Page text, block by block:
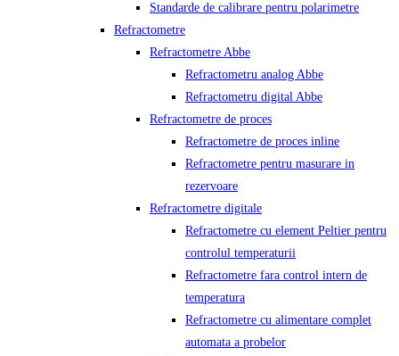
Standarde de calibrare pentru polarimetre
Refractometre
Refractometre Abbe
Refractometru analog Abbe
Refractometru digital Abbe
Refractometre de proces
Refractometre de proces inline
Refractometre pentru masurare in
rezervoare
Refractometre digitale
Refractometre cu element Peltier pentru
controlul temperaturii
Refractometre fara control intern de
temperatura
Refractometre cu alimentare complet
automata a probelor